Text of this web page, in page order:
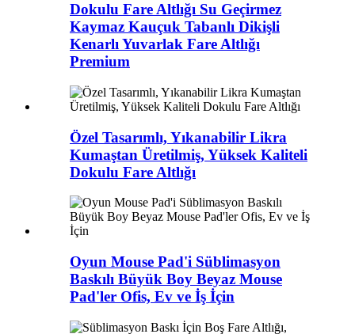
Dokulu Fare Altlığı Su Geçirmez
Kaymaz Kauçuk Tabanlı Dikişli
Kenarlı Yuvarlak Fare Altlığı
Premium
Özel Tasarımlı, Yıkanabilir Likra
Kumaştan Üretilmiş, Yüksek Kaliteli
Dokulu Fare Altlığı
Oyun Mouse Pad'i Süblimasyon
Baskılı Büyük Boy Beyaz Mouse
Pad'ler Ofis, Ev ve İş İçin